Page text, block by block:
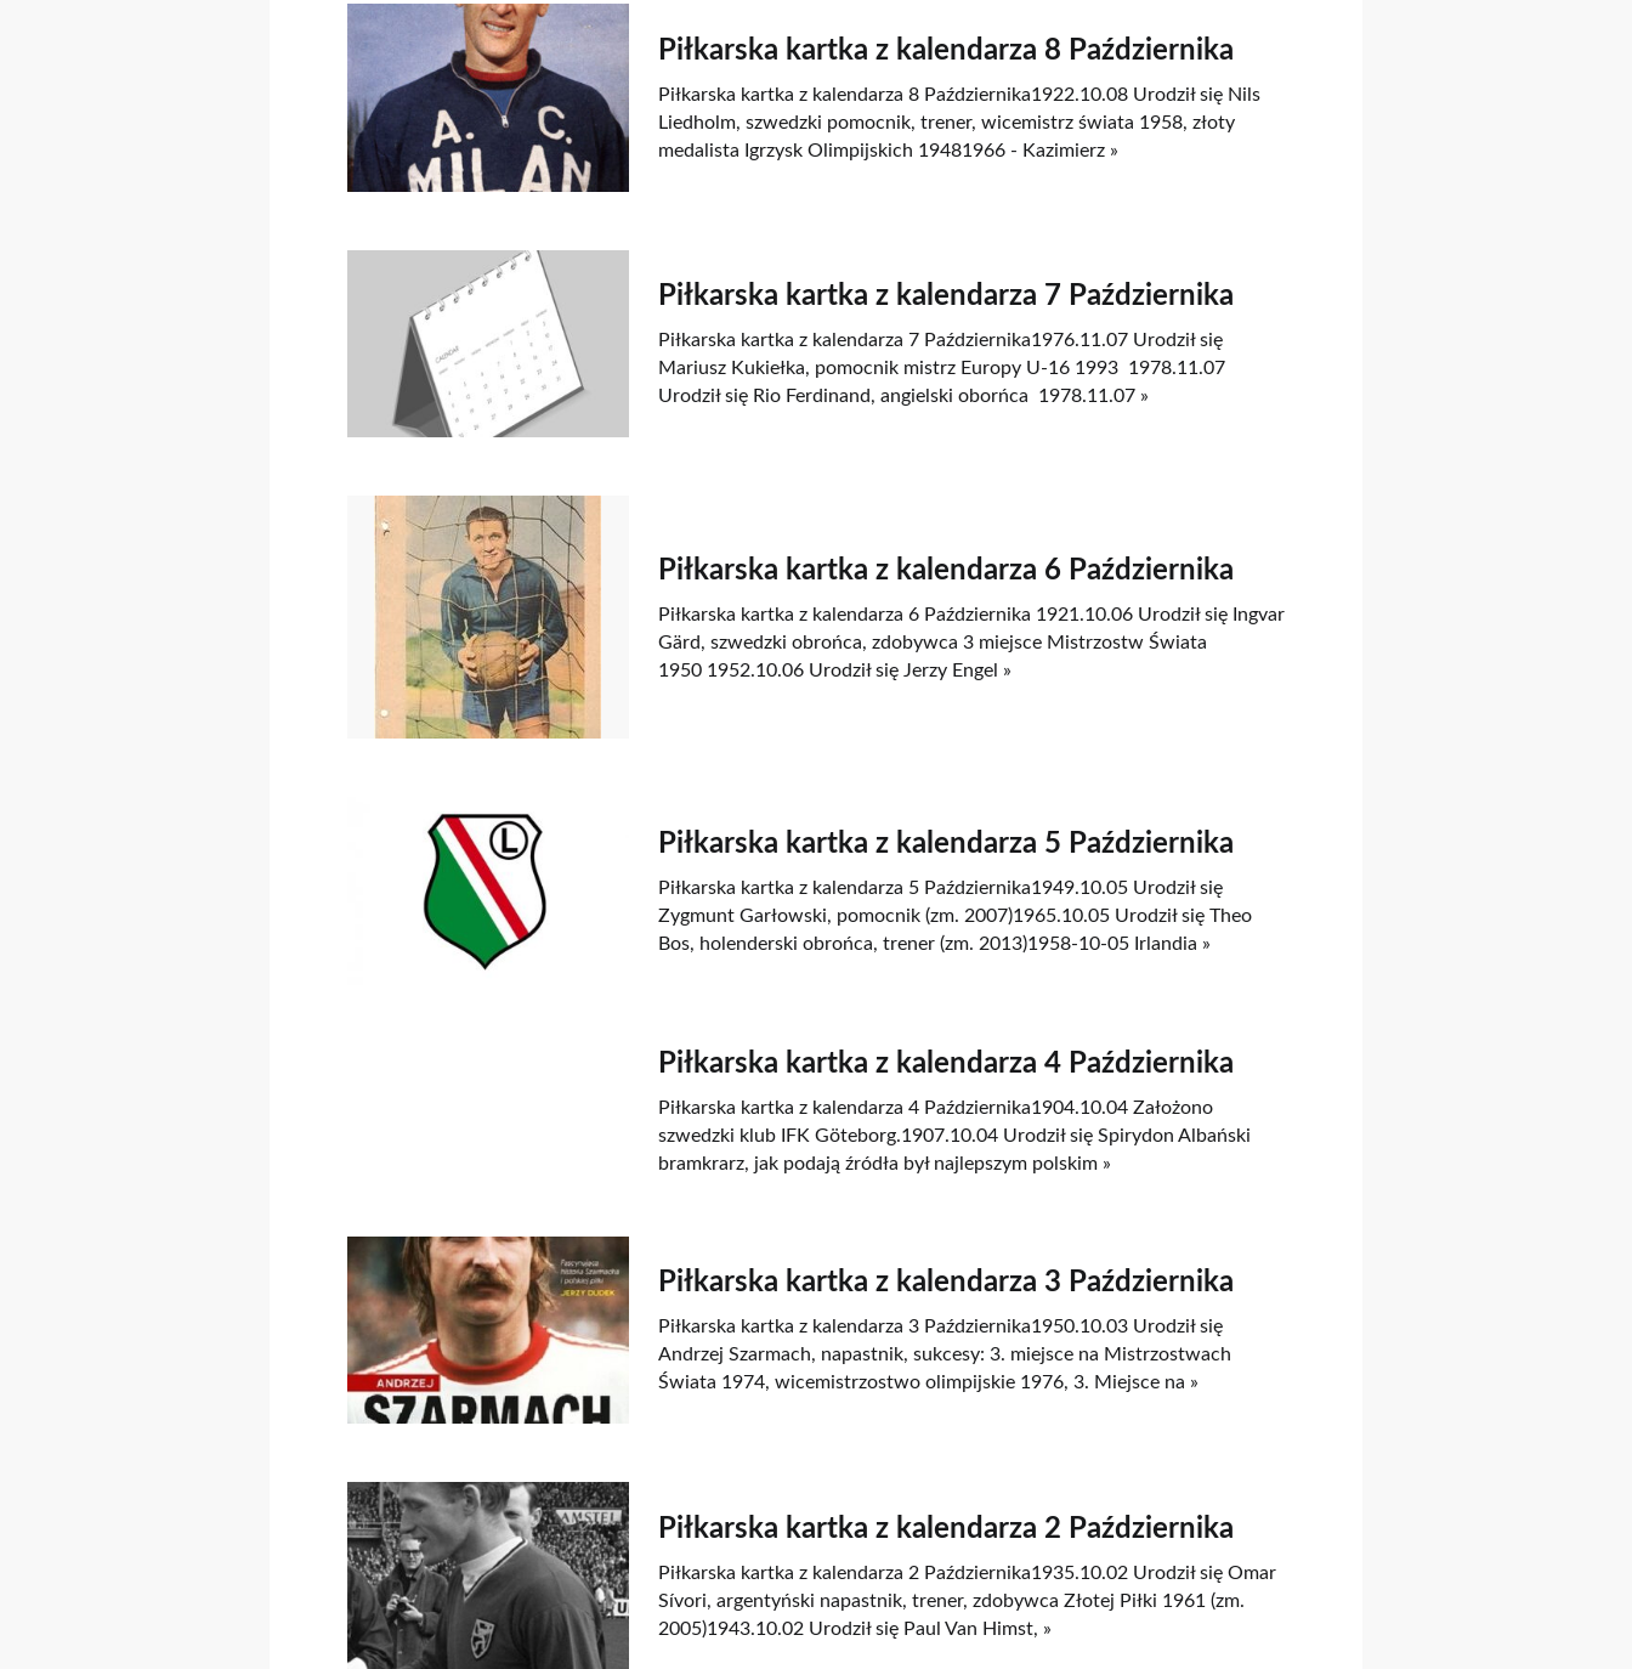
Piłkarska kartka z kalendarza 8 Października
Piłkarska kartka z kalendarza 8 Października1922.10.08 Urodził się Nils
Liedholm, szwedzki pomocnik, trener, wicemistrz świata 1958, złoty
medalista Igrzysk Olimpijskich 19481966 - Kazimierz »
Piłkarska kartka z kalendarza 7 Października
Piłkarska kartka z kalendarza 7 Października1976.11.07 Urodził się
Mariusz Kukiełka, pomocnik mistrz Europy U-16 1993 1978.11.07
Urodził się Rio Ferdinand, angielski oborńca 1978.11.07 »
Piłkarska kartka z kalendarza 6 Października
Piłkarska kartka z kalendarza 6 Października 1921.10.06 Urodził się Ingvar
Gärd, szwedzki obrońca, zdobywca 3 miejsce Mistrzostw Świata
1950 1952.10.06 Urodził się Jerzy Engel »
Piłkarska kartka z kalendarza 5 Października
Piłkarska kartka z kalendarza 5 Października1949.10.05 Urodził się
Zygmunt Garłowski, pomocnik (zm. 2007)1965.10.05 Urodził się Theo
Bos, holenderski obrońca, trener (zm. 2013)1958-10-05 Irlandia »
Piłkarska kartka z kalendarza 4 Października
Piłkarska kartka z kalendarza 4 Października1904.10.04 Założono
szwedzki klub IFK Göteborg.1907.10.04 Urodził się Spirydon Albański
bramkrarz, jak podają źródła był najlepszym polskim »
Piłkarska kartka z kalendarza 3 Października
Piłkarska kartka z kalendarza 3 Października1950.10.03 Urodził się
Andrzej Szarmach, napastnik, sukcesy: 3. miejsce na Mistrzostwach
Świata 1974, wicemistrzostwo olimpijskie 1976, 3. Miejsce na »
Piłkarska kartka z kalendarza 2 Października
Piłkarska kartka z kalendarza 2 Października1935.10.02 Urodził się Omar
Sívori, argentyński napastnik, trener, zdobywca Złotej Piłki 1961 (zm.
2005)1943.10.02 Urodził się Paul Van Himst, »